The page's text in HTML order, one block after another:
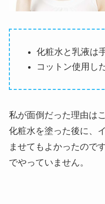
化粧水と乳液は
コットン使用し
私が面倒だった理由は
化粧水を塗った後に、
ませてもよかったので
でやっていません。